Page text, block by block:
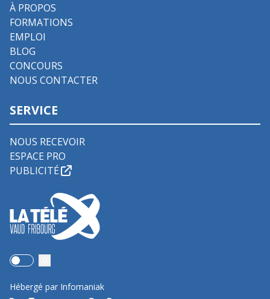
À PROPOS
FORMATIONS
EMPLOI
BLOG
CONCOURS
NOUS CONTACTER
SERVICE
NOUS RECEVOIR
ESPACE PRO
PUBLICITÉ
Use setting
Hébergé par Infomaniak